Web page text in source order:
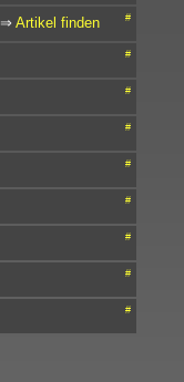
#
⇒ Artikel finden
#
#
#
#
#
#
#
#